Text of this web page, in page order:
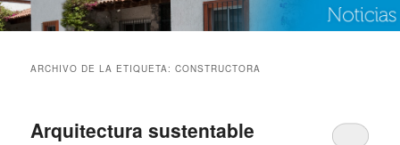
ARCHIVO DE LA ETIQUETA:CONSTRUCTORA
Arquitectura sustentable